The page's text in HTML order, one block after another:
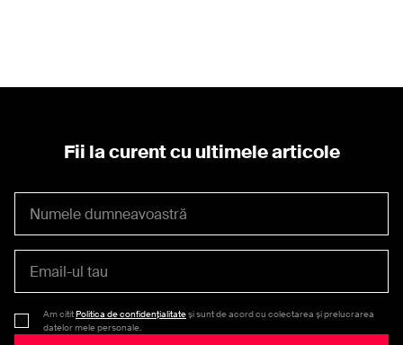
Fii la curent cu ultimele articole
Am cititPolitica de confidențialitateși sunt de acord cu colectarea și prelucrarea
datelor mele personale.